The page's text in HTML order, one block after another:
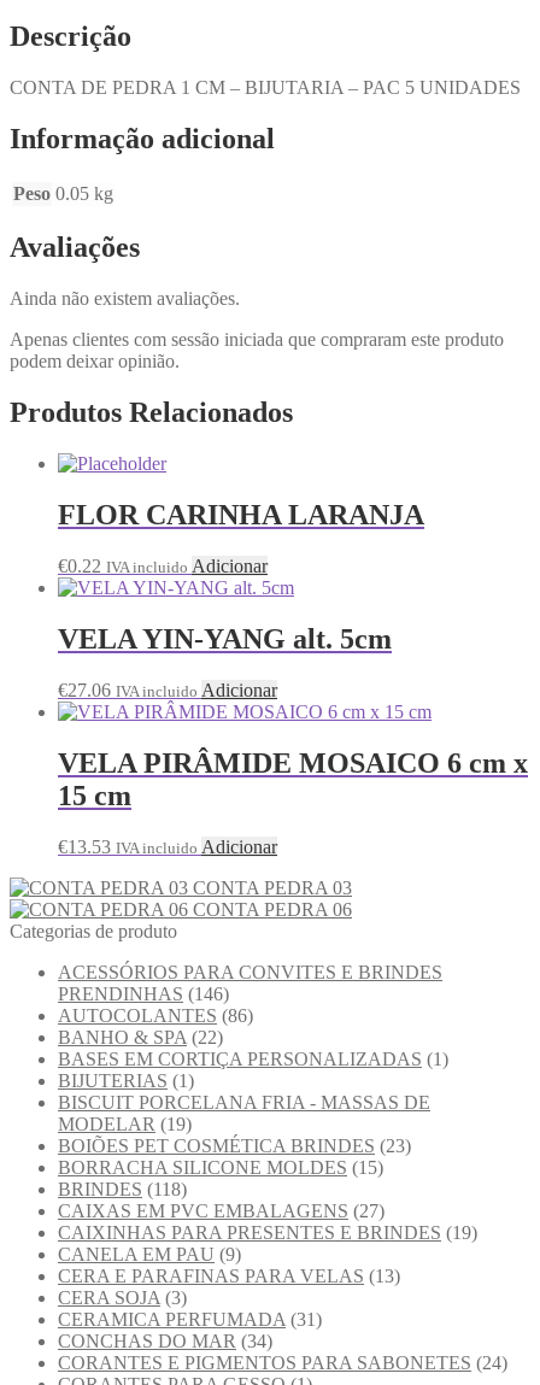
Descrição
CONTA DE PEDRA 1 CM – BIJUTARIA – PAC 5 UNIDADES
Informação adicional
Peso 0.05 kg
Avaliações
Ainda não existem avaliações.
Apenas clientes com sessão iniciada que compraram este produto
podem deixar opinião.
Produtos Relacionados
FLOR CARINHA LARANJA
€0.22 IVA incluido Adicionar
VELA YIN-YANG alt. 5cm
€27.06 IVA incluido Adicionar
VELA PIRÂMIDE MOSAICO 6 cm x
15 cm
€13.53 IVA incluido Adicionar
CONTA PEDRA 03
CONTA PEDRA 06
Categorias de produto
ACESSÓRIOS PARA CONVITES E BRINDES
PRENDINHAS (146)
AUTOCOLANTES (86)
BANHO & SPA (22)
BASES EM CORTIÇA PERSONALIZADAS (1)
BIJUTERIAS (1)
BISCUIT PORCELANA FRIA - MASSAS DE
MODELAR (19)
BOIÕES PET COSMÉTICA BRINDES (23)
BORRACHA SILICONE MOLDES (15)
BRINDES (118)
CAIXAS EM PVC EMBALAGENS (27)
CAIXINHAS PARA PRESENTES E BRINDES (19)
CANELA EM PAU (9)
CERA E PARAFINAS PARA VELAS (13)
CERA SOJA (3)
CERAMICA PERFUMADA (31)
CONCHAS DO MAR (34)
CORANTES E PIGMENTOS PARA SABONETES (24)